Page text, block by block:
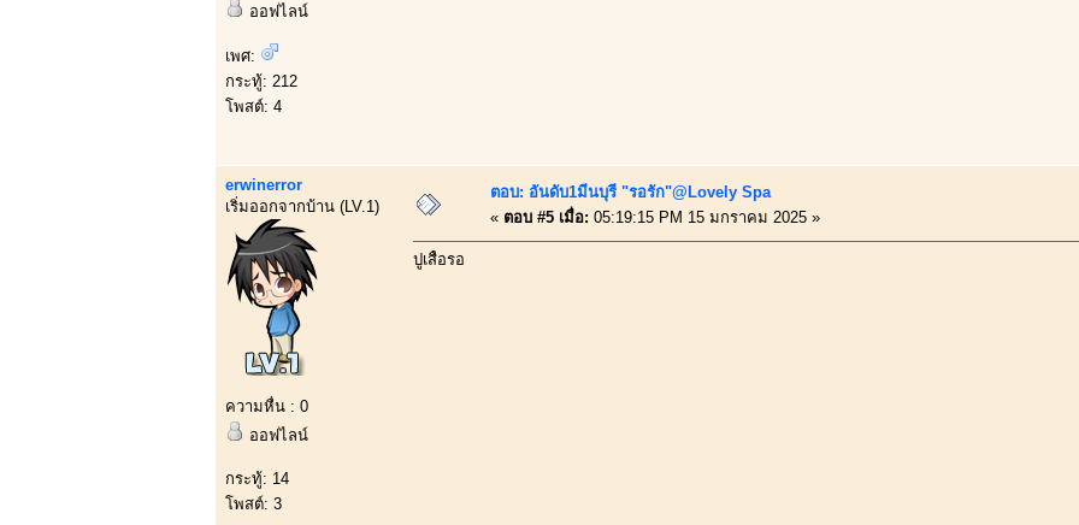
ออฟไลน์
เพศ:
กระทู้: 212
โพสต์: 4
erwinerror
เริ่มออกจากบ้าน (LV.1)
ความหื่น : 0
ออฟไลน์
กระทู้: 14
โพสต์: 3
ตอบ: อันดับ1มีนบุรี "รอรัก"@Lovely Spa
« ตอบ #5 เมื่อ: 05:19:15 PM 15 มกราคม 2025 »
ปูเสื้อรอ